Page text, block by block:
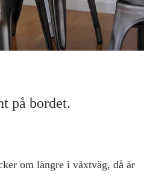
på bordet.
om längre i växtväg, då är